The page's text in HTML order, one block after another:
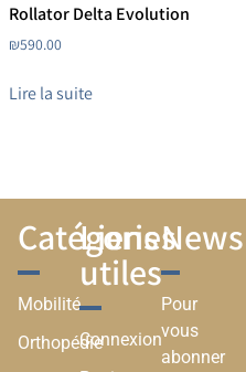
Rollator Delta Evolution
₪590.00
Lire la suite
Catégories
Mobilité
Orthopédie
Liens
utiles
Connexion
Pour
vous
abonner